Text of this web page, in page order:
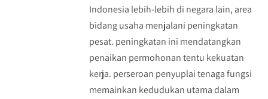
Indonesia lebih-lebih di negara lain, area
bidang usaha menjalani peningkatan
pesat. peningkatan ini mendatangkan
penaikan permohonan tentu kekuatan
kerja. perseroan penyuplai tenaga fungsi
memainkan kedudukan utama dalam